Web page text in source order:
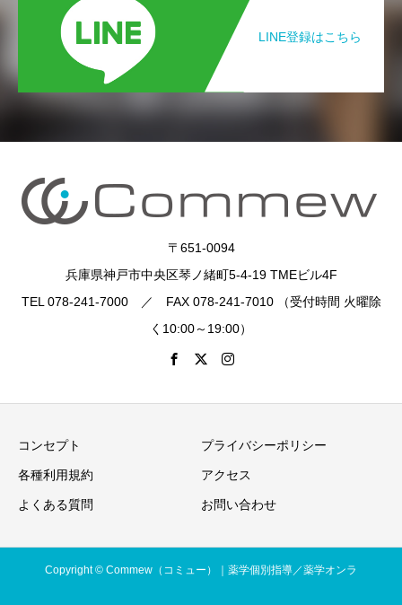
LINE登録はこちら
〒651-0094
兵庫県神戸市中央区琴ノ緒町5-4-19 TMEビル4F
TEL 078-241-7000 ／ FAX 078-241-7010 （受付時間 火曜除
く10:00～19:00）
コンセプト プライバシーポリシー
各種利用規約 アクセス
よくある質問 お問い合わせ
Copyright © Commew（コミュー）｜薬学個別指導／薬学オンラ